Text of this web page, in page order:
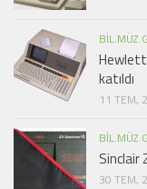
Hewlett
katıldı
11 TEM,
Sinclair
30 TEM,